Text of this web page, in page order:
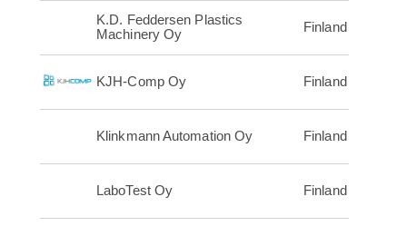
K.D. Feddersen Plastics
Machinery Oy
Finland
KJH-Comp Oy Finland
Klinkmann Automation Oy Finland
LaboTest Oy Finland